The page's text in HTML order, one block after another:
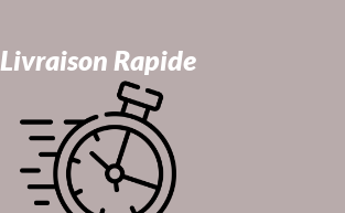
Livraison Rapide